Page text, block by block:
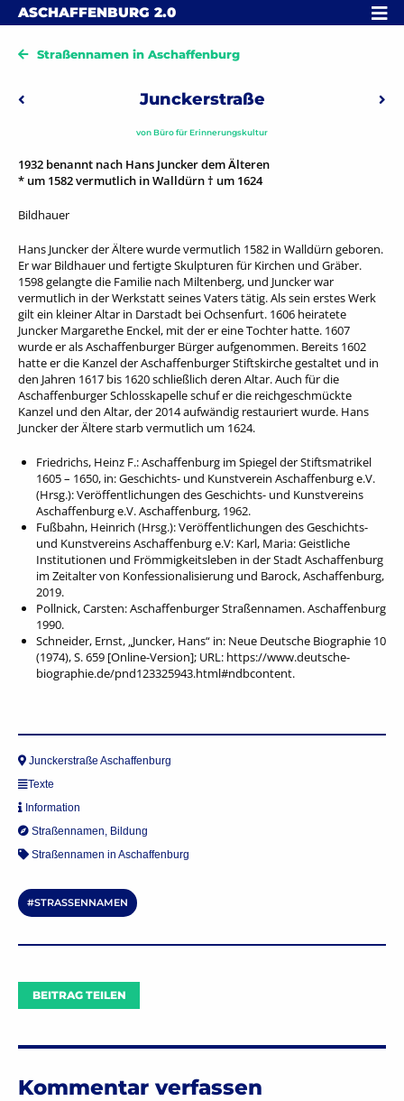
Skip to content
ASCHAFFENBURG 2.0 MENÜ
Straßennamen in Aschaffenburg
Beitragsnavigation
Vorheriger: KantstraßeJunckerstraße
vonBüro für Erinnerungskultur
1932 benannt nach Hans Juncker dem Älteren
* um 1582 vermutlich in Walldürn † um 1624
Bildhauer
Hans Juncker der Ältere wurde vermutlich 1582 in Walldürn geboren.
Er war Bildhauer und fertigte Skulpturen für Kirchen und Gräber.
1598 gelangte die Familie nach Miltenberg, und Juncker war
vermutlich in der Werkstatt seines Vaters tätig. Als sein erstes Werk
gilt ein kleiner Altar in Darstadt bei Ochsenfurt. 1606 heiratete
Juncker Margarethe Enckel, mit der er eine Tochter hatte. 1607
wurde er als Aschaffenburger Bürger aufgenommen. Bereits 1602
hatte er die Kanzel der Aschaffenburger Stiftskirche gestaltet und in
den Jahren 1617 bis 1620 schließlich deren Altar. Auch für die
Aschaffenburger Schlosskapelle schuf er die reichgeschmückte
Kanzel und den Altar, der 2014 aufwändig restauriert wurde. Hans
Juncker der Ältere starb vermutlich um 1624.
Friedrichs, Heinz F.: Aschaffenburg im Spiegel der Stiftsmatrikel
1605 – 1650, in: Geschichts- und Kunstverein Aschaffenburg e.V.
(Hrsg.): Veröffentlichungen des Geschichts- und Kunstvereins
Aschaffenburg e.V. Aschaffenburg, 1962.
Fußbahn, Heinrich (Hrsg.): Veröffentlichungen des Geschichts-
und Kunstvereins Aschaffenburg e.V: Karl, Maria: Geistliche
Institutionen und Frömmigkeitsleben in der Stadt Aschaffenburg
im Zeitalter von Konfessionalisierung und Barock, Aschaffenburg,
2019.
Pollnick, Carsten: Aschaffenburger Straßennamen. Aschaffenburg
1990.
Schneider, Ernst, „Juncker, Hans“ in: Neue Deutsche Biographie 10
(1974), S. 659 [Online-Version]; URL: https://www.deutsche-
biographie.de/pnd123325943.html#ndbcontent.
Junckerstraße Aschaffenburg
Texte
Information
Straßennamen, Bildung
Straßennamen in Aschaffenburg
STRASSENNAMEN
BEITRAG TEILEN
Kommentar verfassen